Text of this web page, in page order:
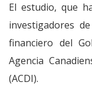
El estudio, que
investigadores
financiero del
Agencia
(ACDI).